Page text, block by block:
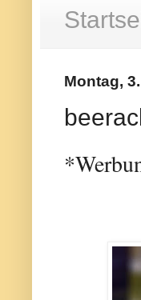
Montag,